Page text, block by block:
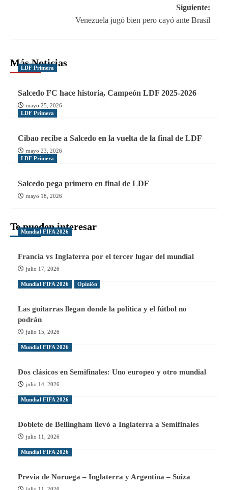
Siguiente:
Venezuela jugó bien pero cayó ante Brasil
Más Noticias
LDF Primera
Salcedo FC hace historia, Campeón LDF 2025-2026
mayo 25, 2026
LDF Primera
Cibao recibe a Salcedo en la vuelta de la final de LDF
mayo 23, 2026
LDF Primera
Salcedo pega primero en final de LDF
mayo 18, 2026
Te pueden interesar
Mundial FIFA 2026
Francia vs Inglaterra por el tercer lugar del mundial
julio 17, 2026
Mundial FIFA 2026 Opinión
Las guitarras llegan donde la política y el fútbol no
podrán
julio 15, 2026
Mundial FIFA 2026
Dos clásicos en Semifinales: Uno europeo y otro mundial
julio 14, 2026
Mundial FIFA 2026
Doblete de Bellingham llevó a Inglaterra a Semifinales
julio 11, 2026
Mundial FIFA 2026
Previa de Noruega – Inglaterra y Argentina – Suiza